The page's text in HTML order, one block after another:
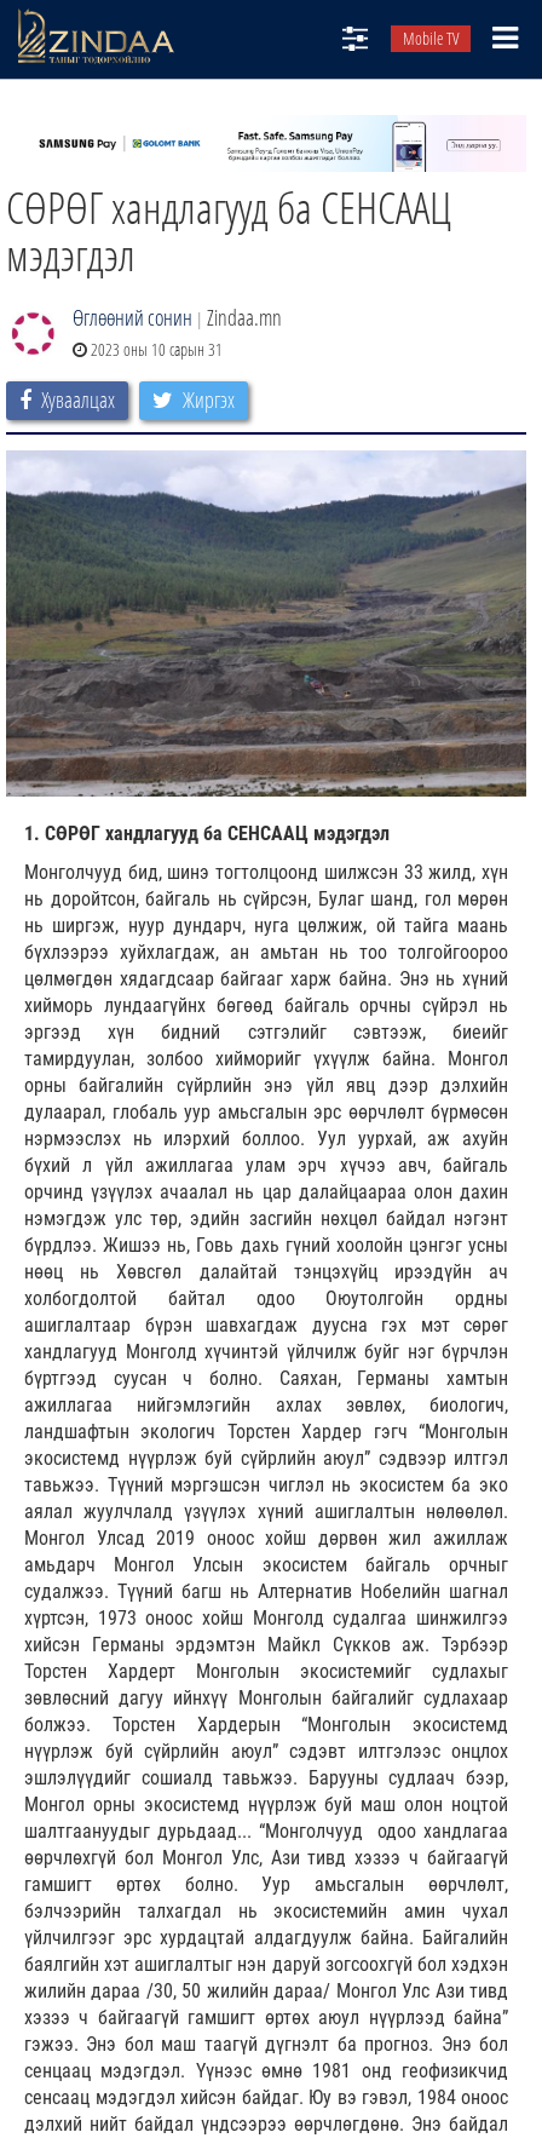
Mobile TV
ТВ8
ӨГЛӨӨНИЙ СОНИН
ЗИНДАА СЭТГҮҮЛ
СӨРӨГ хандлагууд ба СЕНСААЦ
мэдэгдэл
Өглөөний сонин | Zindaa.mn
2023 оны 10 сарын 31
Хуваалцах Жиргэх
1. СӨРӨГ хандлагууд ба СЕНСААЦ мэдэгдэл
Монголчууд бид, шинэ тогтолцоонд шилжсэн 33 жилд, хүн
нь доройтсон, байгаль нь сүйрсэн, Булаг шанд, гол мөрөн
нь ширгэж, нуур дундарч, нуга цөлжиж, ой тайга маань
бүхлээрээ хуйхлагдаж, ан амьтан нь тоо толгойгоороо
цөлмөгдөн хядагдсаар байгааг харж байна. Энэ нь хүний
хийморь лундаагүйнх бөгөөд байгаль орчны сүйрэл нь
эргээд хүн бидний сэтгэлийг сэвтээж, биеийг
тамирдуулан, золбоо хийморийг үхүүлж байна. Монгол
орны байгалийн сүйрлийн энэ үйл явц дээр дэлхийн
дулаарал, глобаль уур амьсгалын эрс өөрчлөлт бүрмөсөн
нэрмээслэх нь илэрхий боллоо. Уул уурхай, аж ахуйн
бүхий л үйл ажиллагаа улам эрч хүчээ авч, байгаль
орчинд үзүүлэх ачаалал нь цар далайцаараа олон дахин
нэмэгдэж улс төр, эдийн засгийн нөхцөл байдал нэгэнт
бүрдлээ. Жишээ нь, Говь дахь гүний хоолойн цэнгэг усны
нөөц нь Хөвсгөл далайтай тэнцэхүйц ирээдүйн ач
холбогдолтой байтал одоо Оюутолгойн ордны
ашиглалтаар бүрэн шавхагдаж дуусна гэх мэт сөрөг
хандлагууд Монголд хүчинтэй үйлчилж буйг нэг бүрчлэн
бүртгээд суусан ч болно. Саяхан, Германы хамтын
ажиллагаа нийгэмлэгийн ахлах зөвлөх, биологич,
ландшафтын экологич Торстен Хардер гэгч “Монголын
экосистемд нүүрлэж буй сүйрлийн аюул” сэдвээр илтгэл
тавьжээ. Түүний мэргэшсэн чиглэл нь экосистем ба эко
аялал жуулчлалд үзүүлэх хүний ашиглалтын нөлөөлөл.
Монгол Улсад 2019 оноос хойш дөрвөн жил ажиллаж
амьдарч Монгол Улсын экосистем байгаль орчныг
судалжээ. Түүний багш нь Алтернатив Нобелийн шагнал
хүртсэн, 1973 оноос хойш Монголд судалгаа шинжилгээ
хийсэн Германы эрдэмтэн Майкл Сүкков аж. Тэрбээр
Торстен Хардерт Монголын экосистемийг судлахыг
зөвлөсний дагуу ийнхүү Монголын байгалийг судлахаар
болжээ. Торстен Хардерын “Монголын экосистемд
нүүрлэж буй сүйрлийн аюул” сэдэвт илтгэлээс онцлох
эшлэлүүдийг сошиалд тавьжээ. Барууны судлаач бээр,
Монгол орны экосистемд нүүрлэж буй маш олон ноцтой
шалтгаануудыг дурьдаад... “Монголчууд одоо хандлагаа
өөрчлөхгүй бол Монгол Улс, Ази тивд хэзээ ч байгаагүй
гамшигт өртөх болно. Уур амьсгалын өөрчлөлт,
бэлчээрийн талхагдал нь экосистемийн амин чухал
үйлчилгээг эрс хурдацтай алдагдуулж байна. Байгалийн
баялгийн хэт ашиглалтыг нэн даруй зогсоохгүй бол хэдхэн
жилийн дараа /30, 50 жилийн дараа/ Монгол Улс Ази тивд
хэзээ ч байгаагүй гамшигт өртөх аюул нүүрлээд байна”
гэжээ. Энэ бол маш таагүй дүгнэлт ба прогноз. Энэ бол
сенцаац мэдэгдэл. Үүнээс өмнө 1981 онд геофизикчид
сенсаац мэдэгдэл хийсэн байдаг. Юу вэ гэвэл, 1984 оноос
дэлхий нийт байдал үндсээрээ өөрчлөгдөнө. Энэ байдал